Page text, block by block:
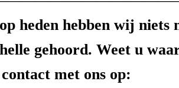
heden hebben wij niets
gehoord. Weet u
met ons op: